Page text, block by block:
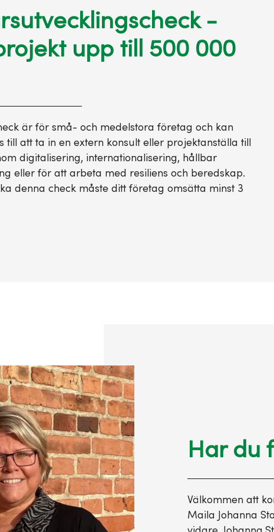
-
upp till 500 000
är för små- och medelstora företag och kan
till att ta in en extern konsult eller projektanställa till
digitalisering, internationalisering, hållbar
eller för att arbeta med resiliens och beredskap.
denna check måste ditt företag omsätta minst 3
Har du
Välkommen att
Maila Johanna